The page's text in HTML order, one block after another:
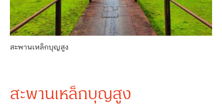
สะพานเหล็กบุญสูง
สะพานเหล็กบุญสูง